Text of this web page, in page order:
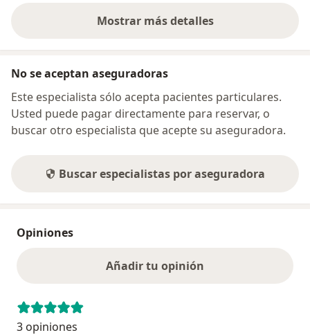
Mostrar más detalles
sobre la dirección
No se aceptan aseguradoras
Este especialista sólo acepta pacientes particulares.
Usted puede pagar directamente para reservar, o
buscar otro especialista que acepte su aseguradora.
Buscar especialistas por aseguradora
Opiniones
Añadir tu opinión
3 opiniones